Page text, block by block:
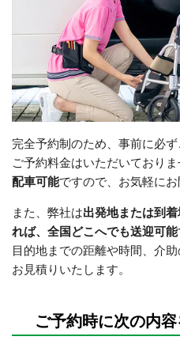
完全予約制のため、事前に必
ご予約料金はいただいておりま
配車可能ですので、お気軽にお
また、弊社は出発地または到
れば、全国どこへでも送迎可能
目的地までの距離や時間、介
お見積りいたします。
ご予約時に次の内